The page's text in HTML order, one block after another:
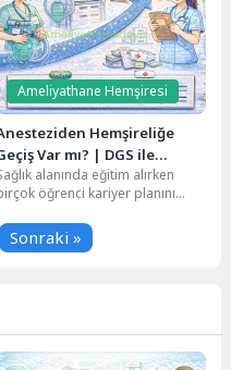
Ameliyathane Hemşiresi
Hemşireliğe
Var mı? | DGS ile
Geçiş Rehberi
alanında eğitim alırken
öğrenci kariyer planını
Anestezi mezunu
Sonraki »